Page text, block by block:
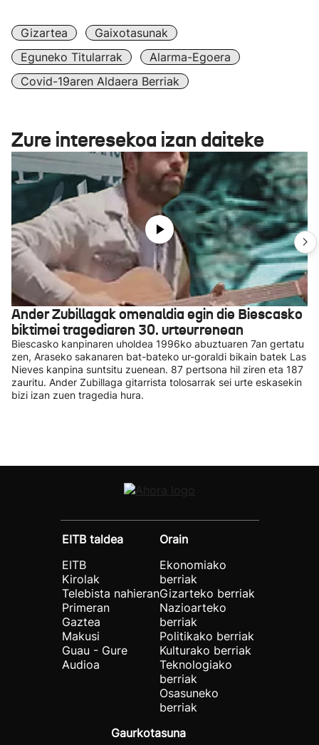
Gizartea
Gaixotasunak
Eguneko Titularrak
Alarma-Egoera
Covid-19aren Aldaera Berriak
Zure interesekoa izan daiteke
Ander Zubillagak omenaldia egin die Biescasko
biktimei tragediaren 30. urteurrenean
Biescasko kanpinaren uholdea 1996ko abuztuaren 7an gertatu
zen, Araseko sakanaren bat-bateko ur-goraldi bikain batek Las
Nieves kanpina suntsitu zuenean. 87 pertsona hil ziren eta 187
zauritu. Ander Zubillaga gitarrista tolosarrak sei urte eskasekin
bizi izan zuen tragedia hura.
EITB taldea
EITB
Kirolak
Telebista nahieran
Primeran
Gaztea
Makusi
Guau - Gure
Audioa
Orain
Ekonomiako
berriak
Gizarteko berriak
Nazioarteko
berriak
Politikako berriak
Kulturako berriak
Teknologiako
berriak
Osasuneko
berriak
Gaurkotasuna